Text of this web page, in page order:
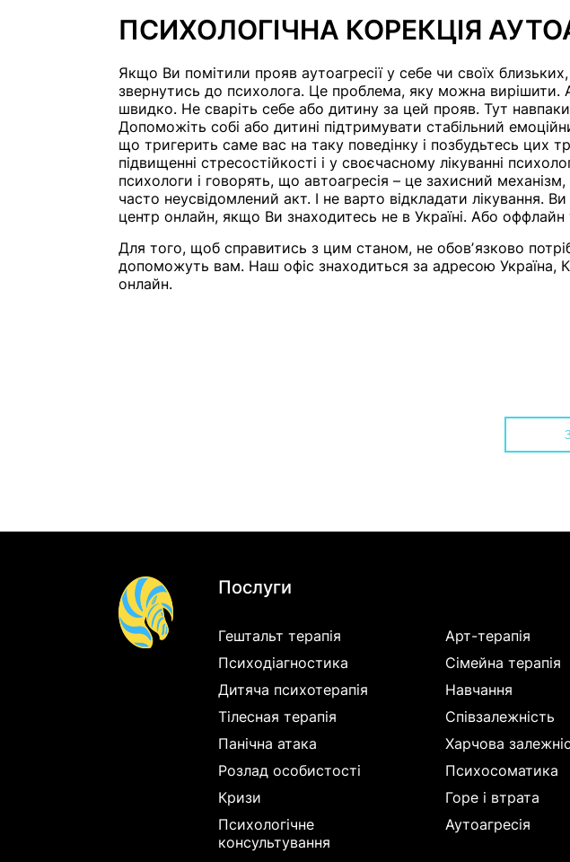
ПСИХОЛОГІЧНА КОРЕКЦІЯ
Якщо Ви помітили прояв аутоагресії у себе чи своїх
звернутись до психолога. Це проблема, яку можна вирішити.
швидко. Не сваріть себе або дитину за цей прояв. Тут
Допоможіть собі або дитині підтримувати стабільний
що тригерить саме вас на таку поведінку і позбудьтесь цих
підвищенні стресостійкості і у своєчасному лікуванні
психологи і говорять, що автоагресія – це захисний
часто неусвідомлений акт. І не варто відкладати лікування.
центр онлайн, якщо Ви знаходитесь не в Україні. Або оффлайн
Для того, щоб справитись з цим станом, не обовʼязково
допоможуть вам. Наш офіс знаходиться за адресою Україна,
онлайн.
Послуги
Гештальт терапія Арт-терапія
Психодіагностика
Сімейна терапія
Дитяча психотерапія
Навчання
Тілесная терапія
Співзалежність
Панічна атака
Харчова
Розлад особистості
Психосоматика
Кризи
Горе і втрата
Психологічне
консультування
Аутоагресія